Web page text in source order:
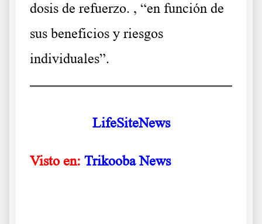
dosis de refuerzo. , “en función de
sus beneficios y riesgos
individuales”.
LifeSiteNews
Visto en: Trikooba News